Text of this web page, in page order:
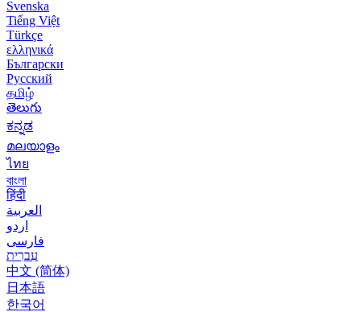
Svenska
Tiếng Việt
Türkçe
ελληνικά
Български
Русский
தமிழ்
తెలుగు
ಕನ್ನಡ
മലയാളം
ไทย
বাংলা
हिंदी
العربية
اردو
فارسی
עִברִית
中文 (简体)
日本語
한국어